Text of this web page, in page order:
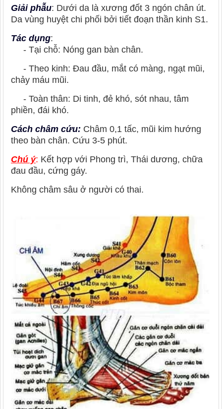
Giải phẫu: Dưới da là xương đốt 3 ngón chân út.
Da vùng huyệt chi phối bởi tiết đoạn thần kinh S1.
Tác dụng:
- Tại chỗ: Nóng gan bàn chân.
- Theo kinh: Đau đầu, mắt có màng, ngạt mũi,
chảy máu mũi.
- Toàn thân: Di tinh, đẻ khó, sót nhau, tâm
phiền, đái khó.
Cách châm cứu: Châm 0,1 tấc, mũi kim hướng
theo bàn chân. Cứu 3-5 phút.
Chú ý: Kết hợp với Phong trì, Thái dương, chữa
đau đầu, cứng gáy.
Không châm sâu ở người có thai.